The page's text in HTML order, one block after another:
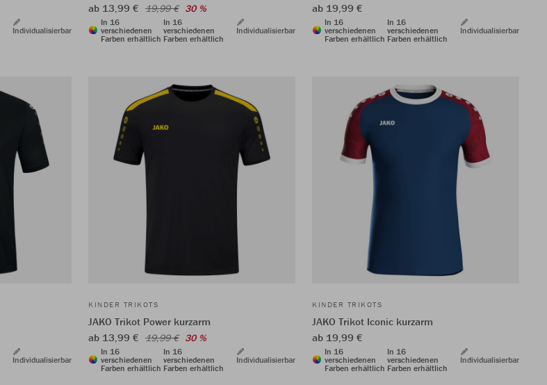
Individualisierbar
ab 13,99 € 19,99 € 30 %
In 16
verschiedenen
Farben erhältlich
In 16
verschiedenen
Farben erhältlich
Individualisierbar
ab 19,99 €
In 16
verschiedenen
Farben erhältlich
In 16
verschiedenen
Farben erhältlich
Individualisierbar
Individualisierbar
KINDER TRIKOTS
JAKO Trikot Power kurzarm
ab 13,99 € 19,99 € 30 %
In 16
verschiedenen
Farben erhältlich
In 16
verschiedenen
Farben erhältlich
Individualisierbar
KINDER TRIKOTS
JAKO Trikot Iconic kurzarm
ab 19,99 €
In 16
verschiedenen
Farben erhältlich
In 16
verschiedenen
Farben erhältlich
Individualisierbar